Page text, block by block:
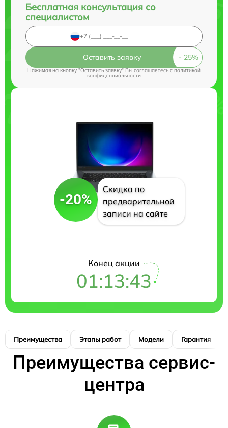
Бесплатная консультация со
специалистом
Оставить заявку
Нажимая на кнопку "Оставить заявку" Вы соглашаетесь cполитикой
конфиденциальности
-20%
Скидка по
предварительной
записи на сайте
Конец акции
01:13:42
Преимущества Этапы работ Модели Гарантия
Преимущества сервис-
центра